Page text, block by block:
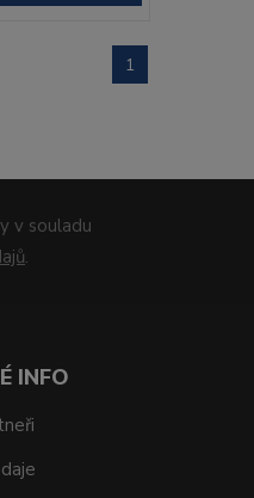
1
v souladu
.
INFO